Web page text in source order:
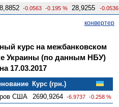
-0.0563 -0.195 % 28,9255 -0.0536
конвертер
курс на межбанковском
Украины (по данным НБУ)
на 17.03.2017
Курс (грн.)
США 2690,9264 -6.9737 -0.258 %